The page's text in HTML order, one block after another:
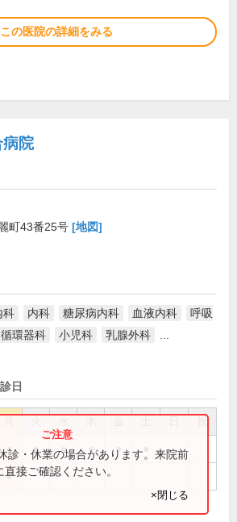
この医院の詳細をみる
病院
町43番25号 [地図]
科 内科 糖尿病内科 血液内科
呼吸
循環器科 小児科 乳腺外科
日
祝
● ● ● ● ●
●
診・休業の場合があります。来院前
接ご確認ください。
×閉じる